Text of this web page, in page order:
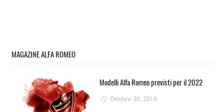
MAGAZINE ALFA ROMEO
Modelli Alfa Romeo previsti per il 2022
Ottobre 30, 2018